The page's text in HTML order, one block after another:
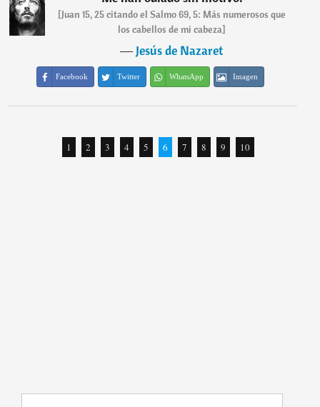
[Juan 15, 25 citando el Salmo 69, 5: Más numerosos que
los cabellos de mi cabeza]
―Jesús de Nazaret
Facebook Twitter WhatsApp Imagen
1 2 3 4 5 6 7 8 9 10